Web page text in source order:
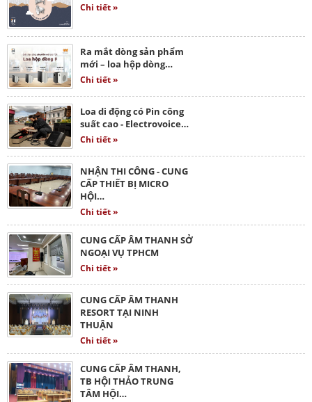
Chi tiết »
Ra mắt dòng sản phẩm
mới – loa hộp dòng…
Chi tiết »
Loa di động có Pin công
suất cao - Electrovoice…
Chi tiết »
NHẬN THI CÔNG - CUNG
CẤP THIẾT BỊ MICRO
HỘI…
Chi tiết »
CUNG CẤP ÂM THANH SỞ
NGOẠI VỤ TPHCM
Chi tiết »
CUNG CẤP ÂM THANH
RESORT TẠI NINH
THUẬN
Chi tiết »
CUNG CẤP ÂM THANH,
TB HỘI THẢO TRUNG
TÂM HỘI…